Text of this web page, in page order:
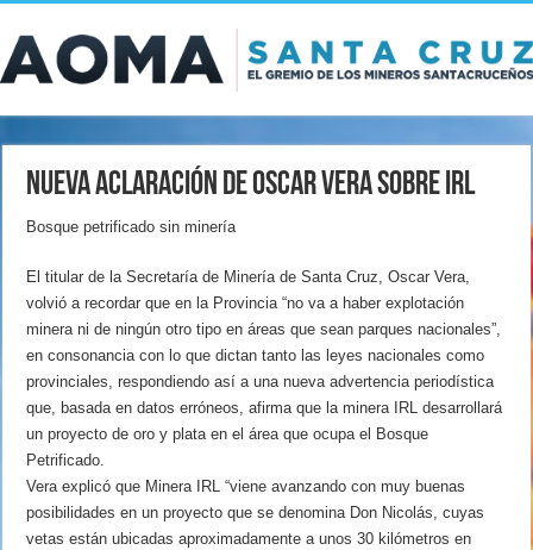
Nueva aclaración de Oscar Vera sobre IRL
Bosque petrificado sin minería
El titular de la Secretaría de Minería de Santa Cruz, Oscar Vera,
volvió a recordar que en la Provincia “no va a haber explotación
minera ni de ningún otro tipo en áreas que sean parques nacionales”,
en consonancia con lo que dictan tanto las leyes nacionales como
provinciales, respondiendo así a una nueva advertencia periodística
que, basada en datos erróneos, afirma que la minera IRL desarrollará
un proyecto de oro y plata en el área que ocupa el Bosque
Petrificado.
Vera explicó que Minera IRL “viene avanzando con muy buenas
posibilidades en un proyecto que se denomina Don Nicolás, cuyas
vetas están ubicadas aproximadamente a unos 30 kilómetros en